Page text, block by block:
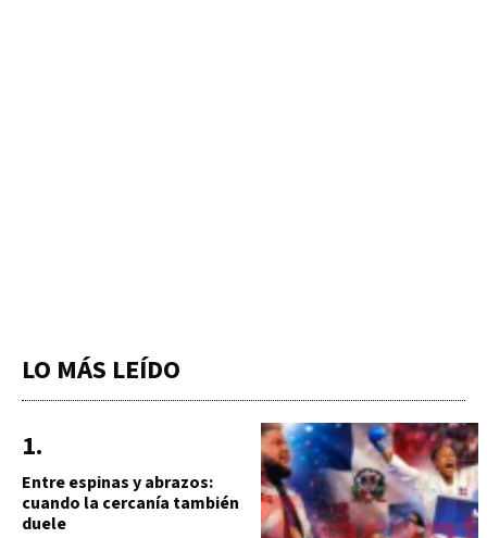
LO MÁS LEÍDO
Entre espinas y abrazos:
cuando la cercanía también
duele